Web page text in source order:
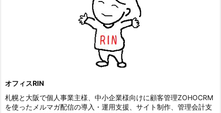
オフィスRIN
札幌と大阪で個人事業主様、中小企業様向けに顧客管理ZOHOCRM
を使ったメルマガ配信の導入・運用支援、サイト制作、管理会計支